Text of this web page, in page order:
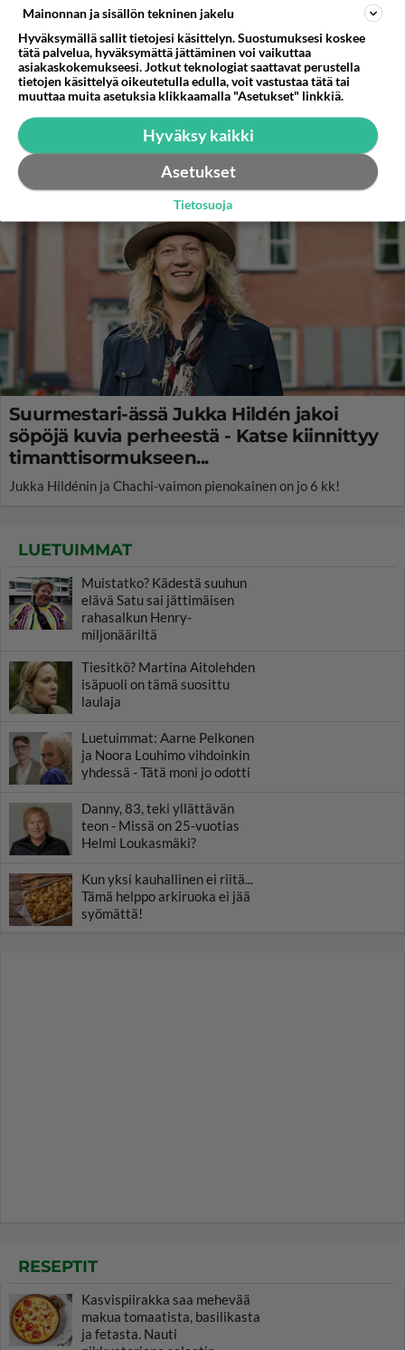
Oho, puolisot vahvasti mukana Yökylässä
Maria Veitola - Katso kuvat! Mm. Chachi,
Mysteerimies...
Neljästi kultaisella Venlalla palkitun Yökylässä Maria Veitolan
kuudes kausi starttaa. Katso vieraslista tästä.
Suurmestari-ässä Jukka Hildén jakoi
söpöjä kuvia perheestä - Katse kiinnittyy
timanttisormukseen...
Jukka Hildénin ja Chachi-vaimon pienokainen on jo 6 kk!
LUETUIMMAT
Muistatko? Kädestä suuhun
elävä Satu sai jättimäisen
rahasalkun Henry-
miljonääriltä
Tiesitkö? Martina Aitolehden
isäpuoli on tämä suosittu
laulaja
Luetuimmat: Aarne Pelkonen
ja Noora Louhimo vihdoinkin
yhdessä - Tätä moni jo odotti
Danny, 83, teki yllättävän
teon - Missä on 25-vuotias
Helmi Loukasmäki?
Kun yksi kauhallinen ei riitä...
Tämä helppo arkiruoka ei jää
syömättä!
RESEPTIT
Kasvispiirakka saa mehevää
makua tomaatista, basilikasta
ja fetasta. Nauti
Mainonnan ja sisällön tekninen jakelu
Hyväksymällä sallit tietojesi käsittelyn. Suostumuksesi koskee
tätä palvelua, hyväksymättä jättäminen voi vaikuttaa
asiakaskokemukseesi. Jotkut teknologiat saattavat perustella
tietojen käsittelyä oikeutetulla edulla, voit vastustaa tätä tai
muuttaa muita asetuksia klikkaamalla "Asetukset" linkkiä.
Hyväksy kaikki
Asetukset
Tietosuoja